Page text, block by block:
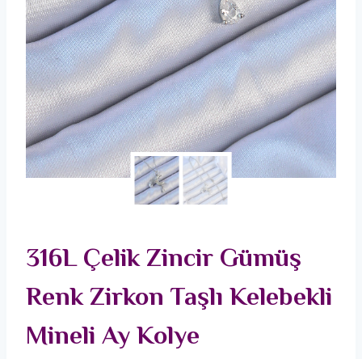
316L Çelik Zincir Gümüş
Renk Zirkon Taşlı Kelebekli
Mineli Ay Kolye